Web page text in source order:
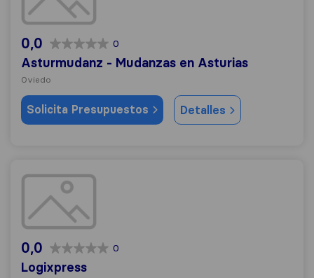
0,0 0
Asturmudanz - Mudanzas en Asturias
Oviedo
Solicita Presupuestos Detalles
Logixpress
0,0 0
Logixpress